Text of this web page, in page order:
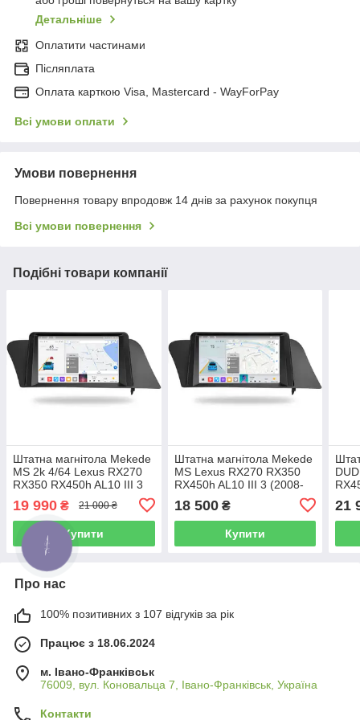
Детальніше
Оплатити частинами
Післяплата
Оплата карткою Visa, Mastercard - WayForPay
Всі умови оплати
Умови повернення
Повернення товару впродовж 14 днів за рахунок покупця
Всі умови повернення
Подібні товари компанії
Штатна магнітола Mekede
MS 2k 4/64 Lexus RX270
RX350 RX450h AL10 III 3
(2008-2015) CarPlay QleD
19 990 ₴ 21 000 ₴
Купити
Штатна магнітола Mekede
MS Lexus RX270 RX350
RX450h AL10 III 3 (2008-
18 500₴
Купити
-
21
Про нас
100% позитивних з 107 відгуків за рік
Працює з 18.06.2024
м. Івано-Франківськ
76009, вул. Коновальца 7, Івано-Франківськ, Україна
Контакти
КНОПКА
ЗВ'ЯЗКУ